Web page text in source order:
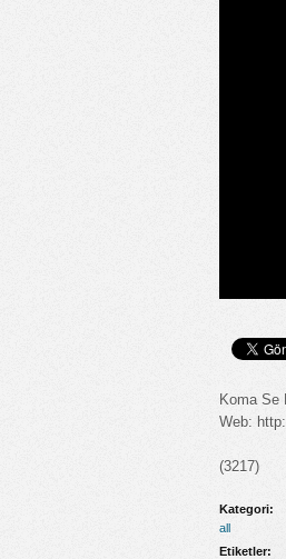
Koma Se
Web:
(3217)
Kategori:
all
Etiketler: